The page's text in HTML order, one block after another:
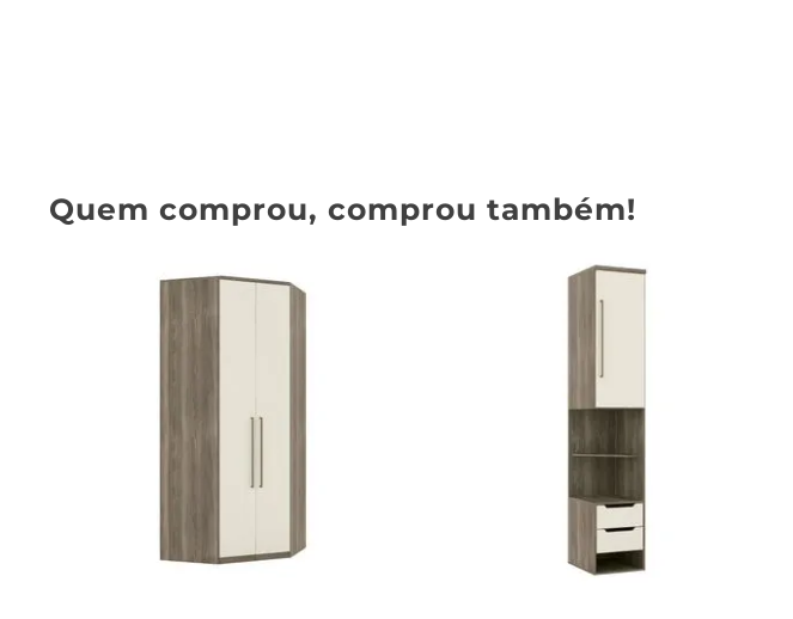
Quem comprou, comprou também!